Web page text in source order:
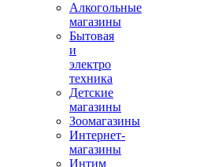
Алкогольные
магазины
Бытовая
и
электро
техника
Детские
магазины
Зоомагазины
Интернет-
магазины
Интим